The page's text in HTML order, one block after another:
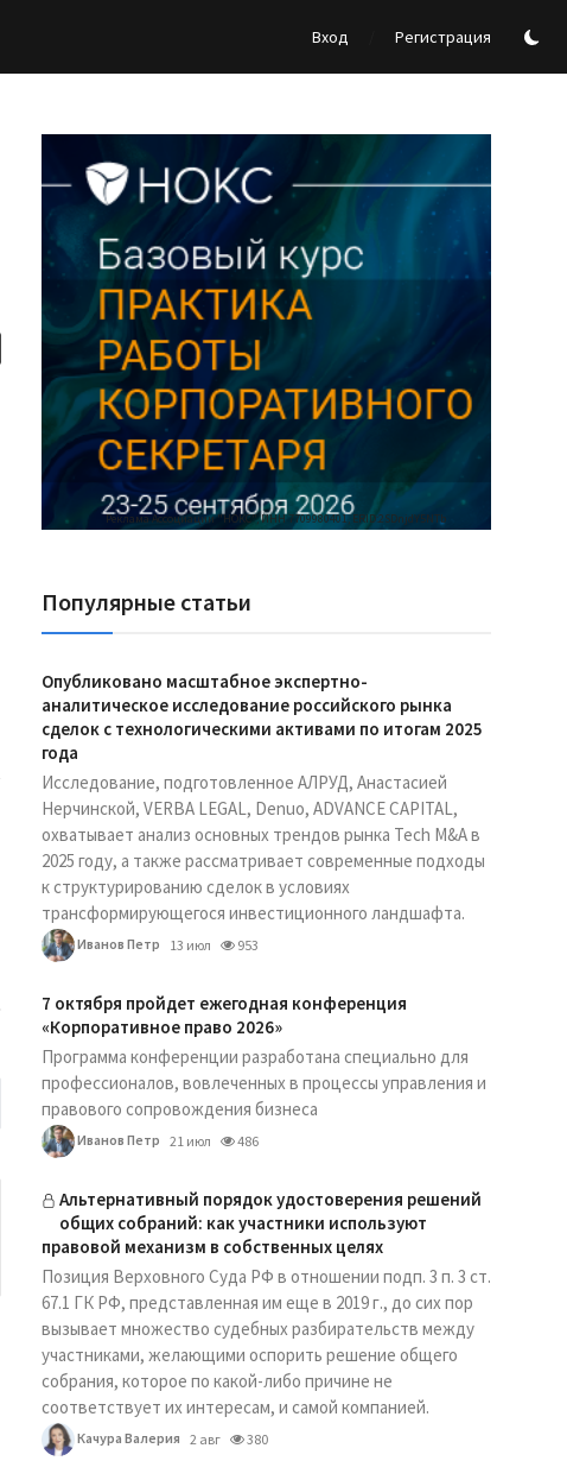
Вход Регистрация
Реклама Ассоциации "НОКС", ИНН 7709980401, ERID:2SDnjdY5NTb
Популярные статьи
Опубликовано масштабное экспертно-
аналитическое исследование российского рынка
сделок с технологическими активами по итогам 2025
года
Исследование, подготовленное АЛРУД, Анастасией
Нерчинской, VERBA LEGAL, Denuo, ADVANCE CAPITAL,
охватывает анализ основных трендов рынка Tech M&A в
2025 году, а также рассматривает современные подходы
к структурированию сделок в условиях
трансформирующегося инвестиционного ландшафта.
Иванов Петр 13 июл 953
7 октября пройдет ежегодная конференция
«Корпоративное право 2026»
Программа конференции разработана специально для
профессионалов, вовлеченных в процессы управления и
правового сопровождения бизнеса
Иванов Петр 21 июл 486
Альтернативный порядок удостоверения решений
общих собраний: как участники используют
правовой механизм в собственных целях
Позиция Верховного Суда РФ в отношении подп. 3 п. 3 ст.
67.1 ГК РФ, представленная им еще в 2019 г., до сих пор
вызывает множество судебных разбирательств между
участниками, желающими оспорить решение общего
собрания, которое по какой-либо причине не
соответствует их интересам, и самой компанией.
Качура Валерия 2 авг 380